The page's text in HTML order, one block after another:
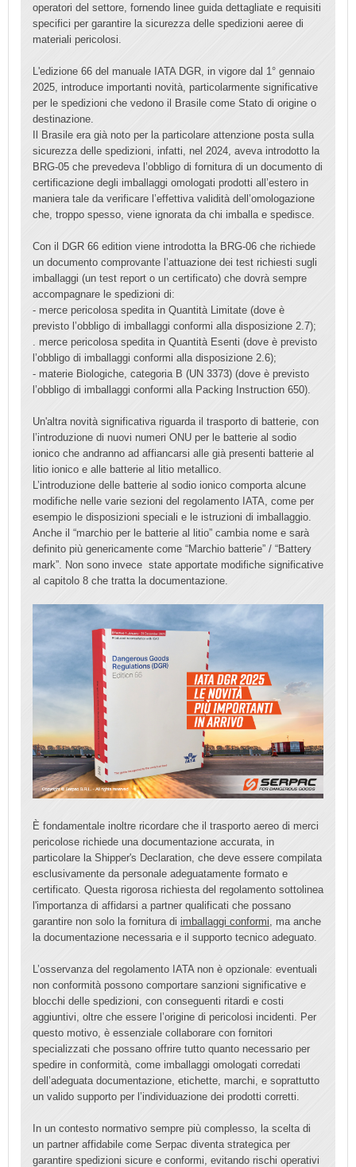
operatori del settore, fornendo linee guida dettagliate e requisiti
specifici per garantire la sicurezza delle spedizioni aeree di
materiali pericolosi.
L'edizione 66 del manuale IATA DGR, in vigore dal 1° gennaio
2025, introduce importanti novità, particolarmente significative
per le spedizioni che vedono il Brasile come Stato di origine o
destinazione.
Il Brasile era già noto per la particolare attenzione posta sulla
sicurezza delle spedizioni, infatti, nel 2024, aveva introdotto la
BRG-05 che prevedeva l’obbligo di fornitura di un documento di
certificazione degli imballaggi omologati prodotti all’estero in
maniera tale da verificare l’effettiva validità dell’omologazione
che, troppo spesso, viene ignorata da chi imballa e spedisce.
Con il DGR 66 edition viene introdotta la BRG-06 che richiede
un documento comprovante l’attuazione dei test richiesti sugli
imballaggi (un test report o un certificato) che dovrà sempre
accompagnare le spedizioni di:
- merce pericolosa spedita in Quantità Limitate (dove è
previsto l’obbligo di imballaggi conformi alla disposizione 2.7);
. merce pericolosa spedita in Quantità Esenti (dove è previsto
l’obbligo di imballaggi conformi alla disposizione 2.6);
- materie Biologiche, categoria B (UN 3373) (dove è previsto
l’obbligo di imballaggi conformi alla Packing Instruction 650).
Un'altra novità significativa riguarda il trasporto di batterie, con
l’introduzione di nuovi numeri ONU per le batterie al sodio
ionico che andranno ad affiancarsi alle già presenti batterie al
litio ionico e alle batterie al litio metallico.
L’introduzione delle batterie al sodio ionico comporta alcune
modifiche nelle varie sezioni del regolamento IATA, come per
esempio le disposizioni speciali e le istruzioni di imballaggio.
Anche il “marchio per le batterie al litio” cambia nome e sarà
definito più genericamente come “Marchio batterie” / “Battery
mark”. Non sono invece state apportate modifiche significative
al capitolo 8 che tratta la documentazione.
È fondamentale inoltre ricordare che il trasporto aereo di merci
pericolose richiede una documentazione accurata, in
particolare la Shipper's Declaration, che deve essere compilata
esclusivamente da personale adeguatamente formato e
certificato. Questa rigorosa richiesta del regolamento sottolinea
l'importanza di affidarsi a partner qualificati che possano
garantire non solo la fornitura di imballaggi conformi , ma anche
la documentazione necessaria e il supporto tecnico adeguato.
L’osservanza del regolamento IATA non è opzionale: eventuali
non conformità possono comportare sanzioni significative e
blocchi delle spedizioni, con conseguenti ritardi e costi
aggiuntivi, oltre che essere l’origine di pericolosi incidenti. Per
questo motivo, è essenziale collaborare con fornitori
specializzati che possano offrire tutto quanto necessario per
spedire in conformità, come imballaggi omologati corredati
dell’adeguata documentazione, etichette, marchi, e soprattutto
un valido supporto per l’individuazione dei prodotti corretti.
In un contesto normativo sempre più complesso, la scelta di
un partner affidabile come Serpac diventa strategica per
garantire spedizioni sicure e conformi, evitando rischi operativi